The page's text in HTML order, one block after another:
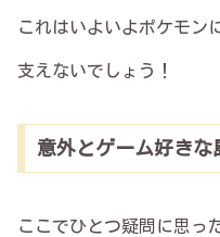
これはいよいよポケモン
支えないでしょう！
意外とゲーム好きな
ここでひとつ疑問に思っ